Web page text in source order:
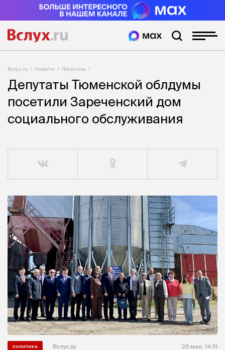
Вслух.ru Новости Политика
Депутаты Тюменской облдумы
посетили Зареченский дом
социального обслуживания
политика Вслух.ру 26 мая, 14:51